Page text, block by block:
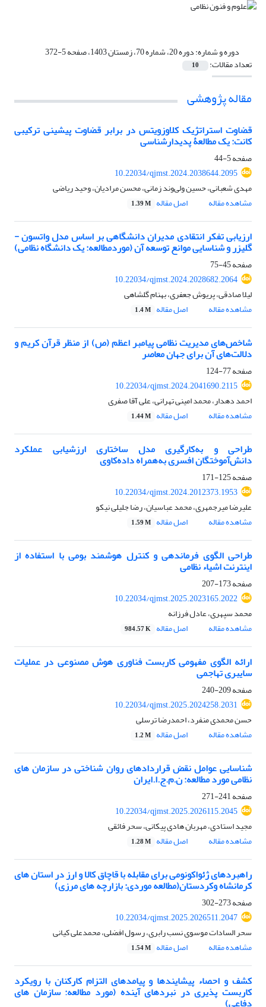
دوره و شماره:دوره 20، شماره 70، زمستان 1403، صفحه 5-372
تعداد مقالات: 10
مقاله پژوهشی
قضاوت استراتژیک کلاوزویتس در برابر قضاوت پیشینی ترکیبی
کانت: یک مطالعۀ پدیدارشناسی
صفحه5-44
10.22034/qjmst.2024.2038644.2095
مهدی شعبانی، حسین ولی‌وند زمانی، محسن مرادیان، وحید ریاضی
مشاهده مقاله
اصل مقاله 1.39 M
ارزیابی تفکر انتقادی مدیران دانشگاهی بر اساس مدل واتسون -
گلیزر و شناسایی موانع توسعه آن (موردمطالعه: یک دانشگاه نظامی)
صفحه45-75
10.22034/qjmst.2024.2028682.2064
لیلا صادقی، پریوش جعفری، بهنام گلشاهی
مشاهده مقاله
اصل مقاله 1.4 M
شاخص‌های مدیریت نظامی پیامبر اعظم (ص) از منظر قرآن کریم و
دلالت‌های آن برای جهان معاصر
صفحه77-124
10.22034/qjmst.2024.2041690.2115
احمد دهدار، محمد امینی تهرانی، علی آقا صفری
مشاهده مقاله
اصل مقاله 1.44 M
طراحی و به‌کارگیری مدل ساختاری ارزشیابی عملکرد
دانش‌آموختگان افسری به‌همراه داده‌کاوی
صفحه125-171
10.22034/qjmst.2024.2012373.1953
علیرضا میرجمهری، محمد عباسیان، رضا جلیلی نیکو
مشاهده مقاله
اصل مقاله 1.59 M
طراحی الگوی فرماندهی و کنترل هوشمند بومی با استفاده از
اینترنت اشیاء نظامی
صفحه173-207
10.22034/qjmst.2025.2023165.2022
محمد سپهری، عادل فرزانه
مشاهده مقاله
اصل مقاله 984.57 K
ارائه الگوی مفهومی کاربست فناوری هوش مصنوعی در عملیات
سایبری تهاجمی
صفحه209-240
10.22034/qjmst.2025.2024258.2031
حسن محمدی منفرد، احمدرضا ترسلی
مشاهده مقاله
اصل مقاله 1.2 M
شناسایی عوامل نقض قراردادهای روان شناختی در سازمان های
نظامی مورد مطالعه: ن.م.ج.ا.ایران
صفحه241-271
10.22034/qjmst.2025.2026115.2045
مجید استادی، مهربان هادی پیکانی، سحر فائقی
مشاهده مقاله
اصل مقاله 1.28 M
راهبردهای ژئواکونومی برای مقابله با قاچاق کالا و ارز در استان های
کرمانشاه وکردستان(مطالعه موردی: بازارچه های مرزی)
صفحه273-302
10.22034/qjmst.2025.2026511.2047
سحر السادات موسوی نسب رابری، رسول افضلی، محمدعلی کیانی
مشاهده مقاله
اصل مقاله 1.54 M
کشف و احصاء پیشایندها و پیامدهای التزام کارکنان با رویکرد
کاربست پذیری در نبردهای آینده (مورد مطالعه: سازمان های